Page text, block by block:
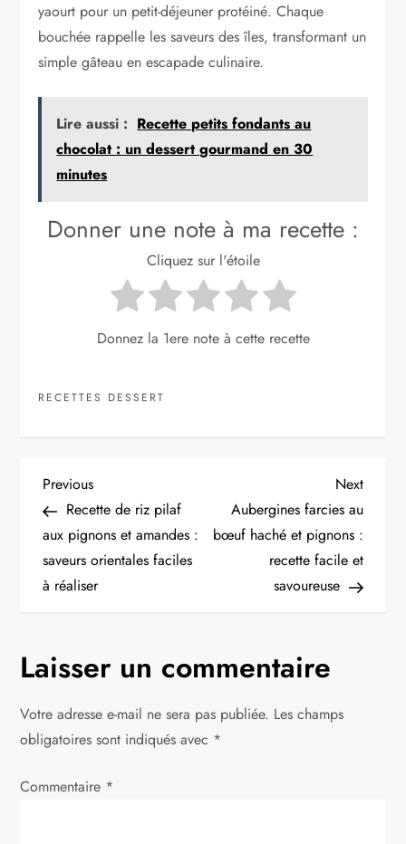
yaourt pour un petit-déjeuner protéiné. Chaque
bouchée rappelle les saveurs des îles, transformant un
simple gâteau en escapade culinaire.
Lire aussi : Recette petits fondants au
chocolat : un dessert gourmand en 30
minutes
Donner une note à ma recette :
Cliquez sur l'étoile
Donnez la 1ere note à cette recette
RECETTES DESSERT
N
a
v
g
a
t
i
Previous
Post
Previous
Recette de riz pilaf
aux pignons et amandes :
saveurs orientales faciles
à réaliser
Next
Post
Next
Aubergines farcies au
bœuf haché et pignons :
recette facile et
savoureuse
Laisser un commentaire
Votre adresse e-mail ne sera pas publiée. Les champs
obligatoires sont indiqués avec *
Commentaire *